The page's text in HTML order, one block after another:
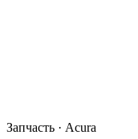
Запчасть · Acura